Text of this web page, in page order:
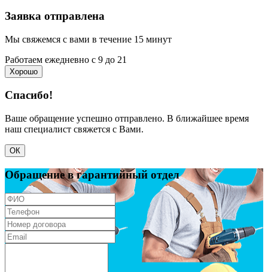
Заявка отправлена
Мы свяжемся с вами в течение 15 минут
Работаем ежедневно с 9 до 21
Хорошо
Спасибо!
Ваше обращение успешно отправлено. В ближайшее время
наш специалист свяжется с Вами.
ОК
Обращение в гарантийный отдел